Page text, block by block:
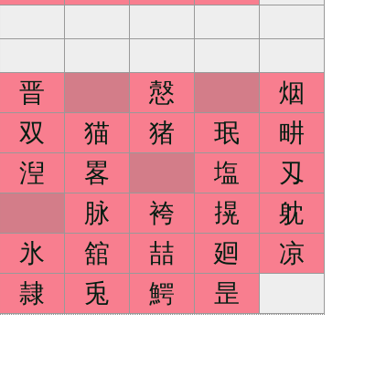
晋 慤 烟
双 猫 猪 珉 畊
湼 畧 塩 刄
脉 袴 㨪 躭
氷 舘 喆 廻 凉
隷 兎 鰐 昰